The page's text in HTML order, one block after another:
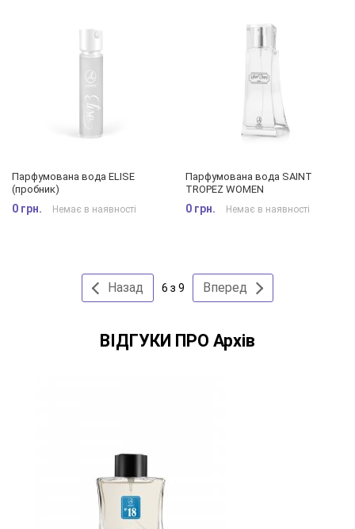
Парфумована вода ELISE
(пробник)
0 грн. Немає в наявності
Парфумована вода SAINT
TROPEZ WOMEN
0 грн. Немає в наявності
Назад 6 з 9 Вперед
ВІДГУКИ ПРО Архів